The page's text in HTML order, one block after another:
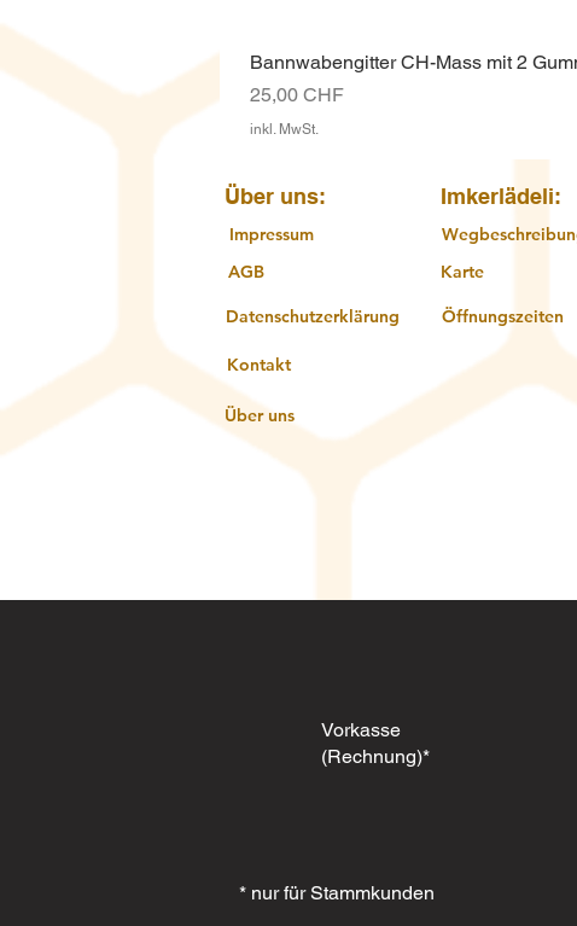
Bannwabengitter CH-Mass mit 2
Preis
25,00 CHF
inkl. MwSt.
Über uns:
Impressum
AGB
Datenschutzerklärung
Imkerlädeli:
Karte
Öffnungszeiten
Kontakt
Über uns
Vorkasse
(Rechnung)*
* nur für Stammkunden